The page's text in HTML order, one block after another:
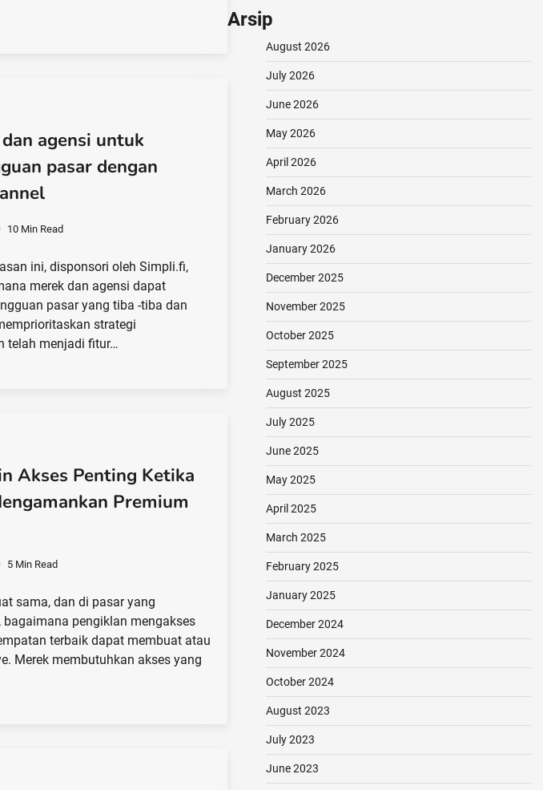
agensi untuk
pasar dengan
10 Min Read
ini, disponsori oleh Simpli.fi,
merek dan agensi dapat
pasar yang tiba -tiba dan
strategi
telah menjadi fitur…
Akses Penting Ketika
Premium
5 Min Read
sama, dan di pasar yang
pengiklan mengakses
terbaik dapat membuat atau
Merek membutuhkan akses yang
Arsip
August 2026
July 2026
June 2026
May 2026
April 2026
March 2026
February 2026
January 2026
December 2025
November 2025
October 2025
September 2025
August 2025
July 2025
June 2025
May 2025
April 2025
March 2025
February 2025
January 2025
December 2024
November 2024
October 2024
August 2023
July 2023
June 2023